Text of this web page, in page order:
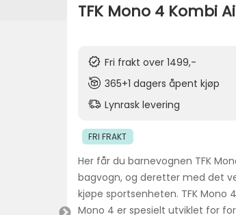
TFK Mono 4 Kombi
Fri frakt over 1499,-
365+1 dagers åpent kjøp
Lynrask levering
FRI FRAKT
Her får du barnevognen TFK
bagvogn, og deretter med det
kjøpe sportsenheten. TFK Mono
Mono 4 er spesielt utviklet for